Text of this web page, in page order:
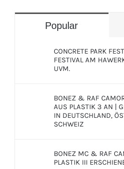
Popular
CONCRETE PARK
FESTIVAL AM
UVM.
BONEZ & RAF
AUS PLASTIK 3 AN |
IN DEUTSCHLAND,
SCHWEIZ
BONEZ MC & RAF
PLASTIK III